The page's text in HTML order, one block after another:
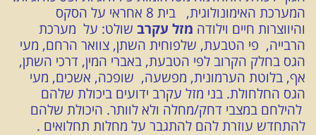
המערכת האימונולוגית, בית 8 אחראי על הסקס
והיווצרות חיים וילודה מזל עקרב שולט: על מערכת
הרבייה, פי הטבעת, שלפוחית השתן, צוואר הרחם, מעי
הגס בחלק הקרוב לפי הטבעת, באברי המין, דרכי השתן,
אף, בלוטת הערמונית, מפשעה, שופכה, אשכים, מעי
הגס החלחולת. בני מזל עקרב ידועים ביכולת שלהם
להילחם במצבי דחק/מחלה ולא לוותר. היכולת שלהם
להתחדש עוזרת להם להתגבר על מחלות תחלואים .